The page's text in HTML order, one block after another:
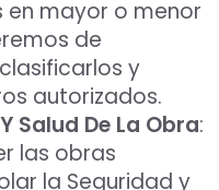
en mayor o menor
de
y
autorizados.
Salud De La Obra:
las obras
la Seguridad y